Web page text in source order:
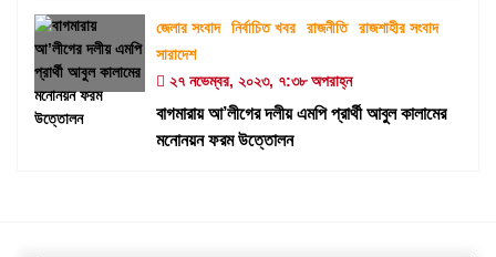
জেলার সংবাদ নির্বাচিত খবর রাজনীতি
রাজশাহীর সংবাদ
সারাদেশ
২৭ নভেম্বর, ২০২৩, ৭:৩৮ অপরাহ্ন
বাগমারায় আ’লীগের দলীয় এমপি প্রার্থী আবুল কালামের
মনোনয়ন ফরম উত্তোলন